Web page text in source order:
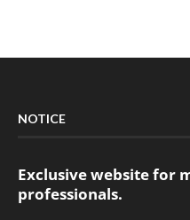
NOTICE
Exclusive website for
professionals.